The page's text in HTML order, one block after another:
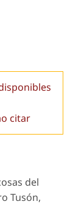
citar
del
Tusón,